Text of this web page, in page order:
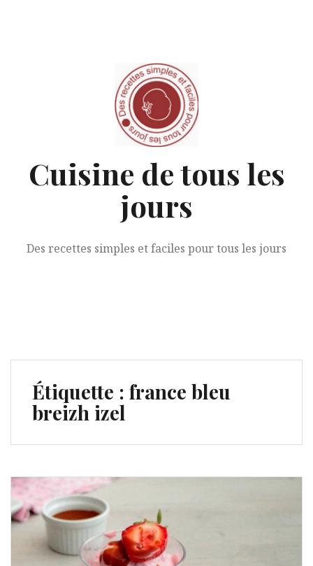
Cuisine de tous les
jours
Des recettes simples et faciles pour tous les jours
Étiquette : france bleu
breizh izel